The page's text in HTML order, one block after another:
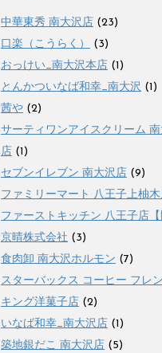
中華東秀 南大沢店 (23)
口楽（こうらく）
(3)
おっけい_南大沢本店 (1)
とんかついなば和幸_南大沢 (1)
茜や (2)
サーティワンアイスクリーム
店 (1)
セブンイレブン 南大沢店 (9)
ファミリーマート 八王子上柚木
ファーストキッチン 八王子店【
京晴株式会社 (3)
食肉卸 南大沢ホルモン (7)
スターバックス コーヒー フレ
キング洋菓子店 (2)
いなば和幸_南大沢店 (1)
築地銀だこ 南大沢店 (5)